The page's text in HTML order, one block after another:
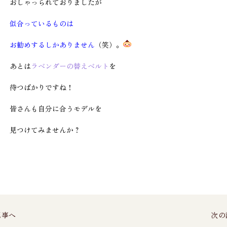
おしゃっられておりましたが
似合っているものは
お勧めするしかありません （笑）。
あとは ラベンダーの替えベルト を
待つばかりですね！
皆さんも自分に合うモデルを
見つけてみませんか？
へ 次